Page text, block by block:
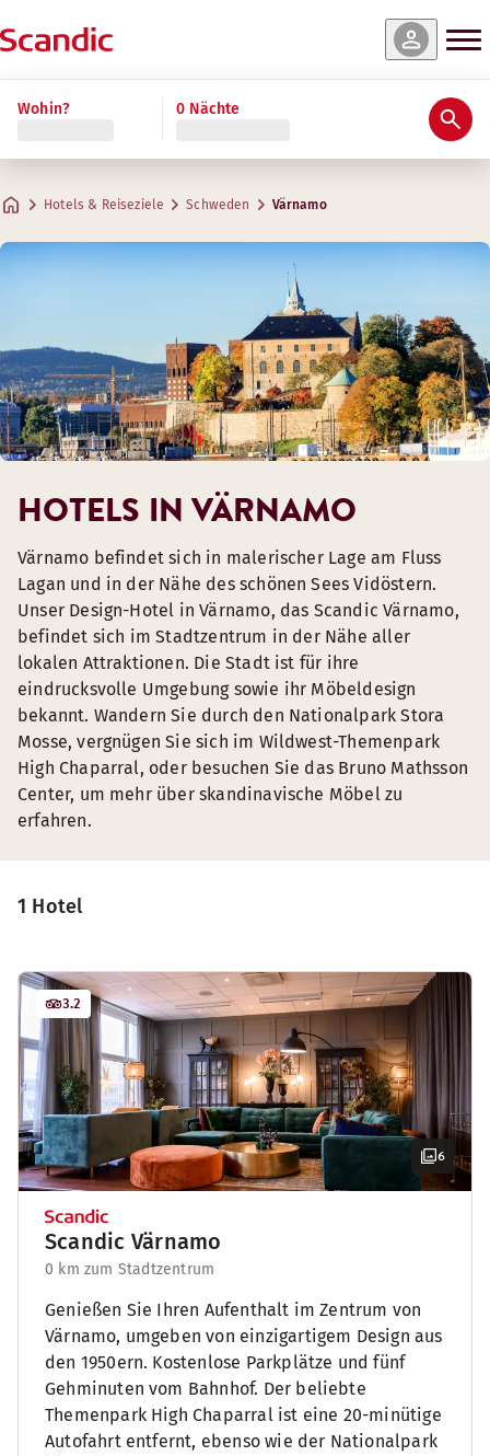
Wohin? 0 Nächte
Hotels & Reiseziele Schweden Värnamo
1 Hotel
6
3.2
Scandic Värnamo
0 km zum Stadtzentrum
Genießen Sie Ihren Aufenthalt im Zentrum von
Värnamo, umgeben von einzigartigem Design aus
den 1950ern. Kostenlose Parkplätze und fünf
Gehminuten vom Bahnhof. Der beliebte
Themenpark High Chaparral ist eine 20-minütige
Autofahrt entfernt, ebenso wie der Nationalpark
HOTELS IN VÄRNAMO
Värnamo befindet sich in malerischer Lage am Fluss
Lagan und in der Nähe des schönen Sees Vidöstern.
Unser Design-Hotel in Värnamo, das Scandic Värnamo,
befindet sich im Stadtzentrum in der Nähe aller
lokalen Attraktionen. Die Stadt ist für ihre
eindrucksvolle Umgebung sowie ihr Möbeldesign
bekannt. Wandern Sie durch den Nationalpark Stora
Mosse, vergnügen Sie sich im Wildwest-Themenpark
High Chaparral, oder besuchen Sie das Bruno Mathsson
Center, um mehr über skandinavische Möbel zu
erfahren.